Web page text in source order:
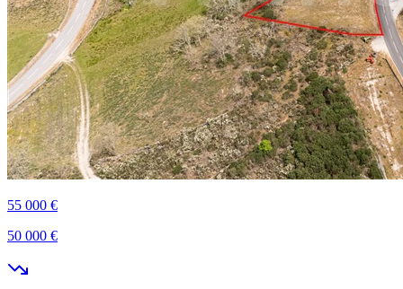
55 000 €
50 000 €